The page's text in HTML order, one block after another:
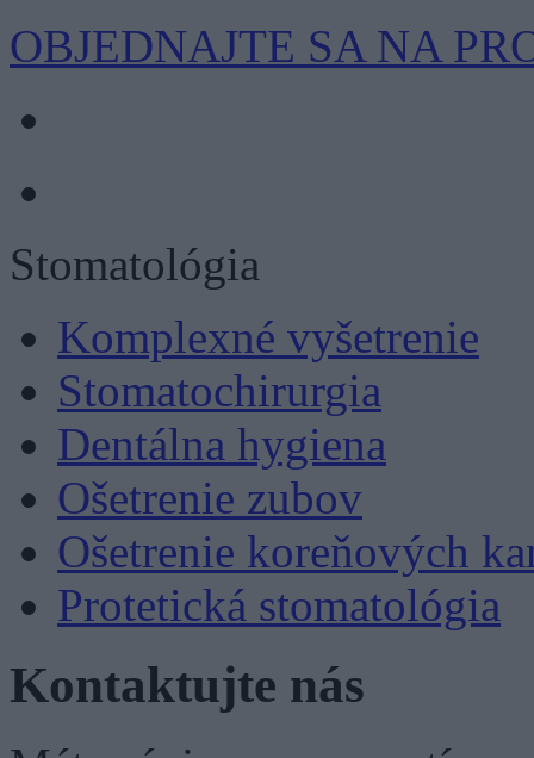
OBJEDNAJTE SA NA
Stomatológia
Komplexné vyšetrenie
Stomatochirurgia
Dentálna hygiena
Ošetrenie zubov
Ošetrenie koreňových
Protetická stomatológia
Kontaktujte nás